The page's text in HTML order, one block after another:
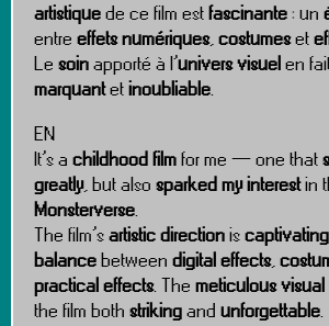
artistiquede ce film estfascinante: un
entre effets numériques,costumeset
Le soinapporté à l’univers visuelen
marquantetinoubliable.
EN
It’s a childhood filmfor me — one that
greatly, but also sparked my interestin
Monsterverse.
The film’sartistic directioniscaptivating
balancebetween digital effects,
practical effects. The meticulous
the film both strikingand unforgettable.